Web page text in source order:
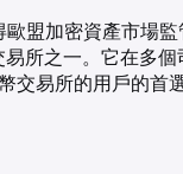
歐盟加密資產市場
所之一。它在多
交易所的用戶的首選